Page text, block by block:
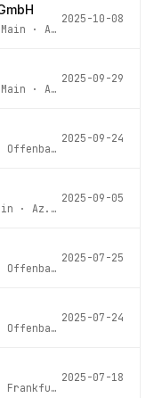
· Az.
2025-10-08
· Az.
2025-09-29
Offenbach am Main
2025-09-24
· Az.
2025-09-05
Offenbach am Main
2025-07-25
Offenbach am Main
2025-07-24
Frankfurt am Main
2025-07-18